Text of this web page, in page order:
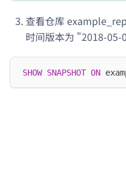
查看仓库
时间版本为 "2018-05-
SHOW SNAPSHOT ON